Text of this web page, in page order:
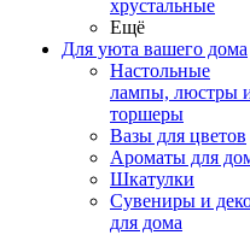
хрустальные
Ещё
Для уюта вашего дома
Настольные
лампы, люстры
торшеры
Вазы для цветов
Ароматы для
Шкатулки
Сувениры и
для дома